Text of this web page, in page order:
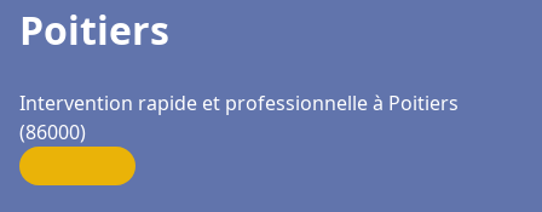
Poitiers
Intervention rapide et professionnelle à Poitiers
(86000)